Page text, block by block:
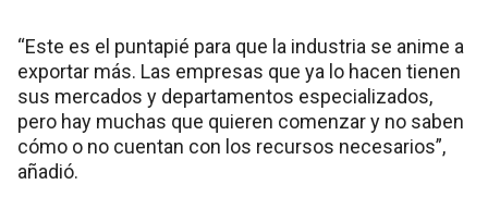
“Este es el puntapié para que la industria se anime a
exportar más. Las empresas que ya lo hacen tienen
sus mercados y departamentos especializados,
pero hay muchas que quieren comenzar y no saben
cómo o no cuentan con los recursos necesarios”,
añadió.